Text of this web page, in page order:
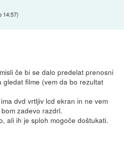
14:57)
če bi se dalo predelat prenosni
filme (vem da bo rezultat
dvd vrtljiv lcd ekran in ne vem
zadevo razdrl.
ali ih je sploh mogoče doštukati.